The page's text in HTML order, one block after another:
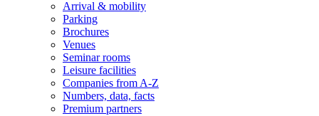
Arrival & mobility
Parking
Brochures
Venues
Seminar rooms
Leisure facilities
Companies from A-Z
Numbers, data, facts
Premium partners